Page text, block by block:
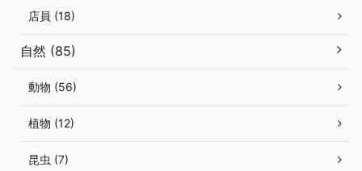
店員 (18)
自然 (85)
動物 (56)
植物 (12)
昆虫 (7)